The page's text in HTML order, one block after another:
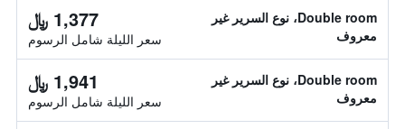
Double room، نوع السرير غير
معروف
1,377 ﷼
سعر الليلة شامل الرسوم
Double room، نوع السرير غير
معروف
1,941 ﷼
سعر الليلة شامل الرسوم